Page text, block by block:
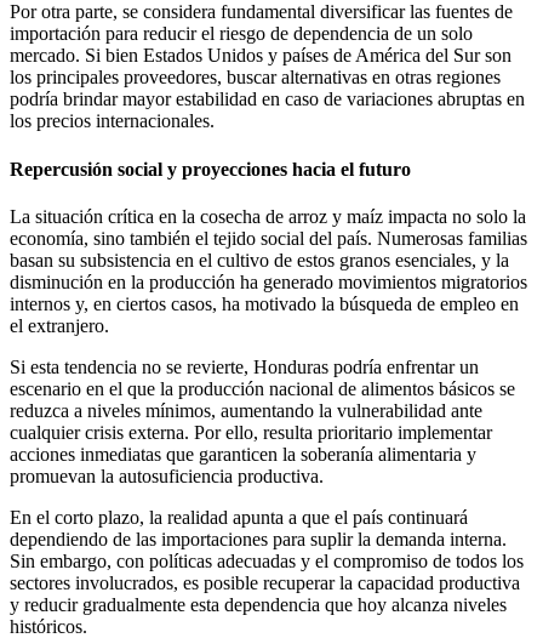
Por otra parte, se considera fundamental diversificar las fuentes de
importación para reducir el riesgo de dependencia de un solo
mercado. Si bien Estados Unidos y países de América del Sur son
los principales proveedores, buscar alternativas en otras regiones
podría brindar mayor estabilidad en caso de variaciones abruptas en
los precios internacionales.
Repercusión social y proyecciones hacia el futuro
La situación crítica en la cosecha de arroz y maíz impacta no solo la
economía, sino también el tejido social del país. Numerosas familias
basan su subsistencia en el cultivo de estos granos esenciales, y la
disminución en la producción ha generado movimientos migratorios
internos y, en ciertos casos, ha motivado la búsqueda de empleo en
el extranjero.
Si esta tendencia no se revierte, Honduras podría enfrentar un
escenario en el que la producción nacional de alimentos básicos se
reduzca a niveles mínimos, aumentando la vulnerabilidad ante
cualquier crisis externa. Por ello, resulta prioritario implementar
acciones inmediatas que garanticen la soberanía alimentaria y
promuevan la autosuficiencia productiva.
En el corto plazo, la realidad apunta a que el país continuará
dependiendo de las importaciones para suplir la demanda interna.
Sin embargo, con políticas adecuadas y el compromiso de todos los
sectores involucrados, es posible recuperar la capacidad productiva
y reducir gradualmente esta dependencia que hoy alcanza niveles
históricos.